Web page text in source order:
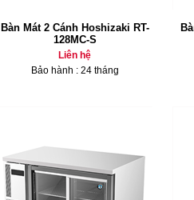
Bàn Mát 2 Cánh Hoshizaki RT-
128MC-S
Liên hệ
Bảo hành : 24 tháng